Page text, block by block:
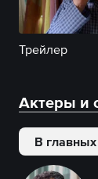
Трейлер
Актеры и
В